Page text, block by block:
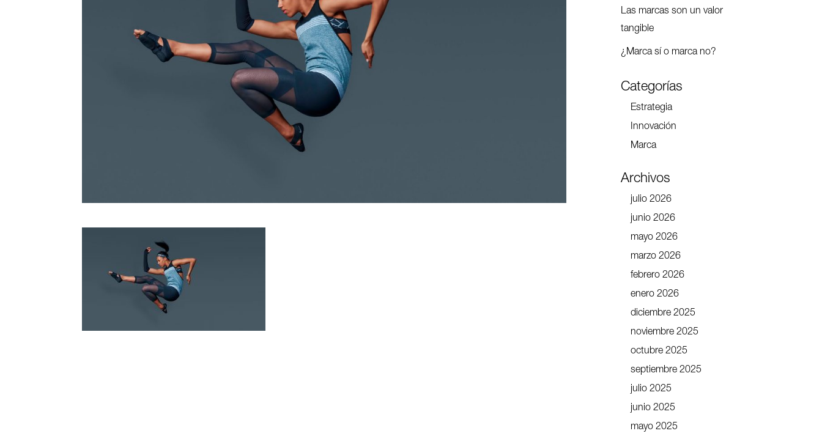
Las marcas son un valor
tangible
¿Marca sí o marca no?
Categorías
Estrategia
Innovación
Marca
Archivos
julio 2026
junio 2026
mayo 2026
marzo 2026
febrero 2026
enero 2026
diciembre 2025
noviembre 2025
octubre 2025
septiembre 2025
julio 2025
junio 2025
mayo 2025